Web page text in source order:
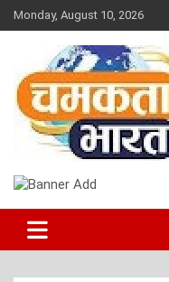
Skip
to
Monday, August 10, 2026
CHAMAKTA